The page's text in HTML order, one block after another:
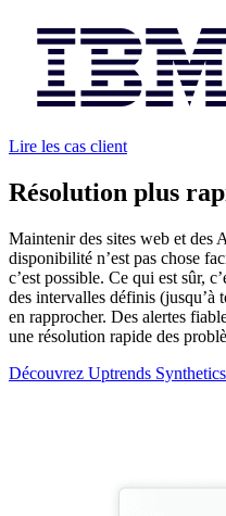
Lire les cas client
Résolution plus
Maintenir des sites web et des
disponibilité n’est pas chose
c’est possible. Ce qui est sûr,
des intervalles définis (jusqu’à
en rapprocher. Des alertes
une résolution rapide des
Découvrez Uptrends Synthetics